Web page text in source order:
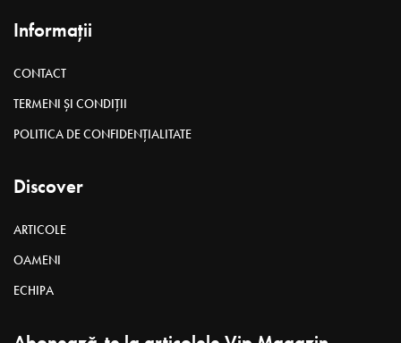
Informații
CONTACT
TERMENI ȘI CONDIȚII
POLITICA DE CONFIDENȚIALITATE
Discover
ARTICOLE
OAMENI
ECHIPA